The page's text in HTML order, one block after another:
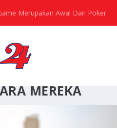
Merupakan Awal Dari Poker
MEREKA